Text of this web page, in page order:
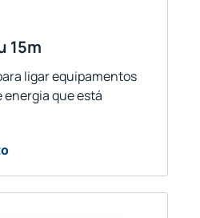
15m
ligar equipamentos
que está